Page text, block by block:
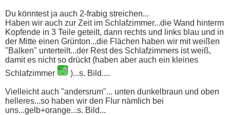
Du könntest ja auch 2-frabig streichen...
Haben wir auch zur Zeit im Schlafzimmer...die Wand hinterm
Kopfende in 3 Teile geteilt, dann rechts und links blau und in
der Mitte einen Grünton...die Flächen haben wir mit weißen
"Balken" unterteilt...der Rest des Schlafzimmers ist weiß,
damit es nicht so drückt (haben aber auch ein kleines
Schlafzimmer
)...s. Bild....
Vielleicht auch "andersrum"... unten dunkelbraun und oben
helleres...so haben wir den Flur nämlich bei
uns...gelb+orange...s. Bild...